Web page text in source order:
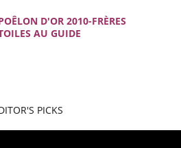
D'OR 2010-FRÈRES
AU GUIDE
PICKS